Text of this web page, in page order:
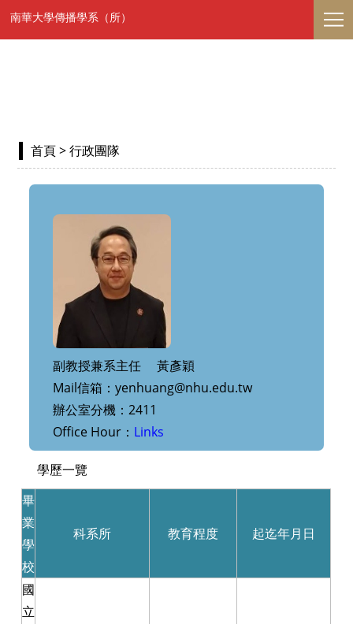
南華大學傳播學系（所）
首頁> 行政團隊
副教授兼系主任 黃彥穎
Mail信箱：yenhuang@nhu.edu.tw
辦公室分機：2411
Office Hour： Links
學歷一覽
畢
業
學
校
科系所 教育程度 起迄年月日
國
立